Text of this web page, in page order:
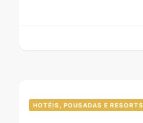
HOTÉIS, POUSADAS E RESORTS